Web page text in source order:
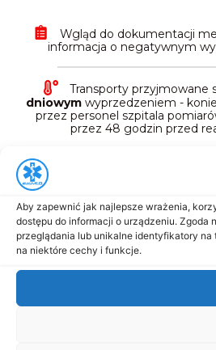
Aby zapewnić jak najlepsze wrażenia,
dostępu do informacji o urządzeniu.
przeglądania lub unikalne identyfikatory
na niektóre cechy i funkcje.
Wgląd do dokumentacji
informacja o negatywnym
Transporty przyjmowane
dniowym wyprzedzeniem -
przez personel szpitala
przez 48 godzin przed
Niestety z Pacjentem nie
Transport do
tylko ze skierowaniem do szpitala
uzyskanie danych
Zespół Transportu
przeprowadzi badanie